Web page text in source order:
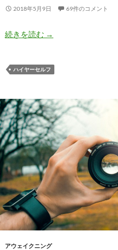
2018年5月9日 69件のコメント
続きを読む ハイヤーセルフと
→
ハイヤーセルフ
アウェイクニング